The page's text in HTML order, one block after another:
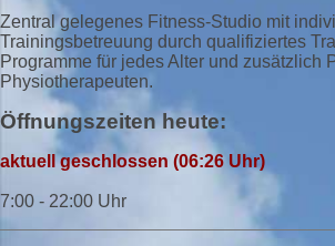
Zentral gelegenes Fitness-Studio mit
Trainingsbetreuung durch qualifiziertes
Programme für jedes Alter und zusätzlich
Physiotherapeuten.
Öffnungszeiten heute:
aktuell geschlossen (06:26 Uhr)
7:00 - 22:00 Uhr